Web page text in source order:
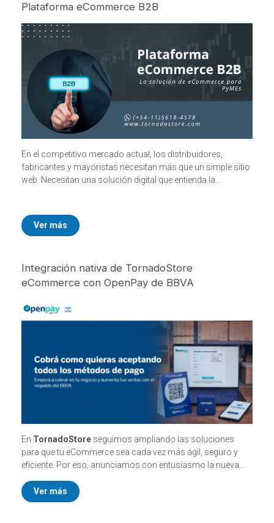
Plataforma eCommerce B2B
En el competitivo mercado actual, los distribuidores,
fabricantes y mayoristas necesitan más que un simple sitio
web. Necesitan una solución digital que entienda la
Ver más
Integración nativa de TornadoStore
eCommerce con OpenPay de BBVA
En TornadoStore seguimos ampliando las soluciones
para que tu eCommerce sea cada vez más ágil, seguro y
eficiente. Por eso, anunciamos con entusiasmo la nueva
pago delBanco BBVA
Ver más